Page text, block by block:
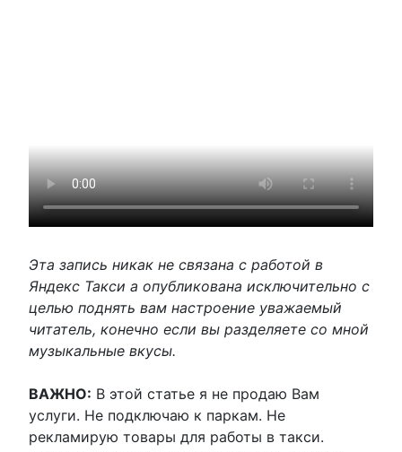
Эта запись никак не связана с работой в
Яндекс Такси а опубликована исключительно с
целью поднять вам настроение уважаемый
читатель, конечно если вы разделяете со мной
музыкальные вкусы.
ВАЖНО: В этой статье я не продаю Вам
услуги. Не подключаю к паркам. Не
рекламирую товары для работы в такси.